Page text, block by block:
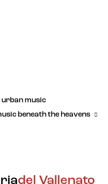
urban music
beneath the heavens
del Vallenato